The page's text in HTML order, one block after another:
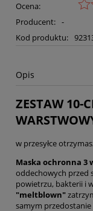
Ocena:
Producent: -
Kod produktu:
Opis
ZESTAW 10-
w przesyłce
Maska ochronna 3
oddechowych przed
powietrzu, bakterii i
"meltblown"
samym